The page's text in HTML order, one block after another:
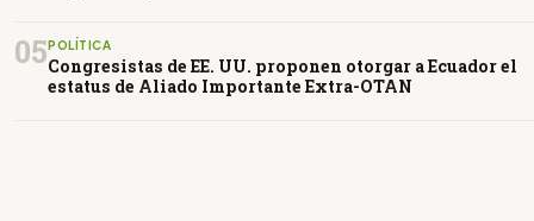
05POLÍTICA
Congresistas de EE. UU. proponen otorgar a Ecuador el
estatus de Aliado Importante Extra-OTAN